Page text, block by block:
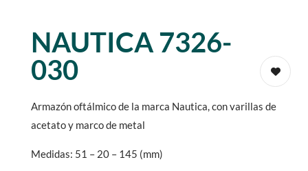
NAUTICA 7326-
030
Armazón oftálmico de la marca Nautica, con varillas de
acetato y marco de metal
Medidas: 51 – 20 – 145 (mm)